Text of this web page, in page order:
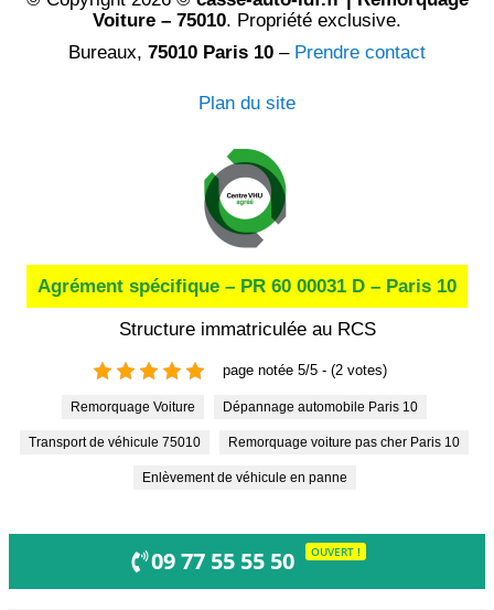
Voiture – 75010. Propriété exclusive.
Bureaux, 75010 Paris 10 – Prendre contact
Plan du site
Agrément spécifique – PR 60 00031 D – Paris 10
Structure immatriculée au RCS
page notée 5/5 - (2 votes)
Remorquage Voiture Dépannage automobile Paris 10
Transport de véhicule 75010 Remorquage voiture pas cher Paris 10
Enlèvement de véhicule en panne
09 77 55 55 50 OUVERT !